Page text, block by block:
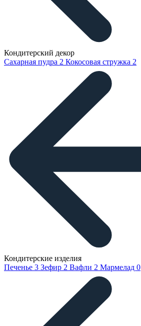
Кондитерский декор
Сахарная пудра 2 Кокосовая стружка 2
Кондитерские изделия
Печенье 3 Зефир 2 Вафли 2 Мармелад 0